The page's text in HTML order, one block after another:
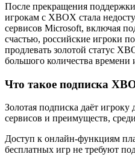
После прекращения
игрокам с XBOX стала
сервисов Microsoft, включая
счастью, российские игроки
продлевать золотой статус
большого количества времени
Что такое подписка
Золотая подписка даёт
сервисов и преимуществ,
Доступ к онлайн-функциям
бесплатных игр не требуют